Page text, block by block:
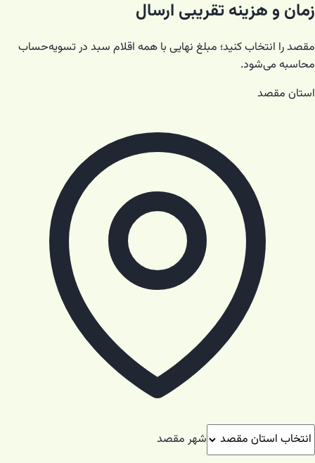
زمان و هزینه تقریبی ارسال
مقصد را انتخاب کنید؛ مبلغ نهایی با همه اقلام سبد در تسویه‌حساب
محاسبه می‌شود.
استان مقصد
شهر مقصد